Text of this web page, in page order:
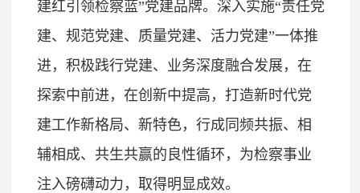
建红引领检察蓝”党建品牌。深入实施“责任党
建、规范党建、质量党建、活力党建”一体推
进，积极践行党建、业务深度融合发展，在
探索中前进，在创新中提高，打造新时代党
建工作新格局、新特色，行成同频共振、相
辅相成、共生共赢的良性循环，为检察事业
注入磅礴动力，取得明显成效。